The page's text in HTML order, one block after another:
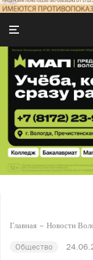
Главная Новости
Общество